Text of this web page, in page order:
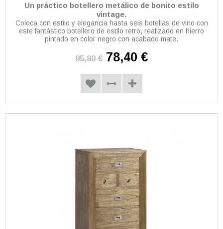
Un práctico botellero metálico de bonito estilo
vintage.
Coloca con estilo y elegancia hasta seis botellas de vino con
este fantástico botellero de estilo retro, realizado en hierro
pintado en color negro con acabado mate.
95,80 € 78,40 €